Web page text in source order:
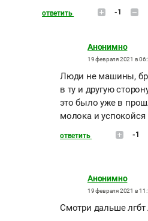
ответить -1
Анонимно
19 февраля 2021 в
Люди не машины,
в ту и другую
это было уже в
молока и успокойся
ответить -1
Анонимно
19 февраля 2021 в
Смотри дальше лгбт